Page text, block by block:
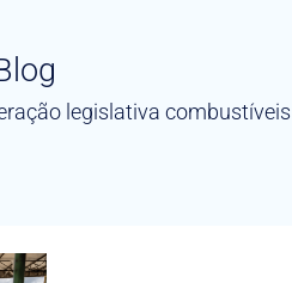
legislativa combustíveis